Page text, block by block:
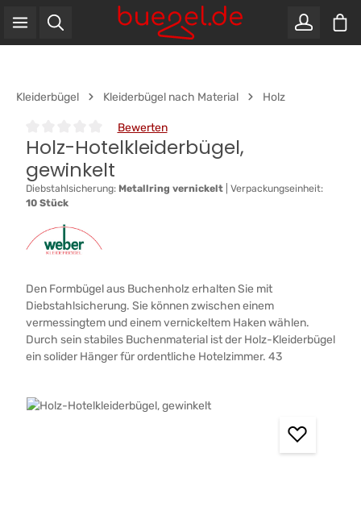
Zum Hauptinhalt springen
Kleiderbügel Kleiderbügel nach Material Holz
Durchschnittliche Bewertung von 0 von 5 Sternen
Bewerten
Holz-Hotelkleiderbügel,
gewinkelt
Diebstahlsicherung: Metallring vernickelt
Verpackungseinheit:
10 Stück
Den Formbügel aus Buchenholz erhalten Sie mit
Diebstahlsicherung. Sie können zwischen einem
vermessingtem und einem vernickeltem Haken wählen.
Durch sein stabiles Buchenmaterial ist der Holz-Kleiderbügel
ein solider Hänger für ordentliche Hotelzimmer. 43
Bildergalerie überspringen